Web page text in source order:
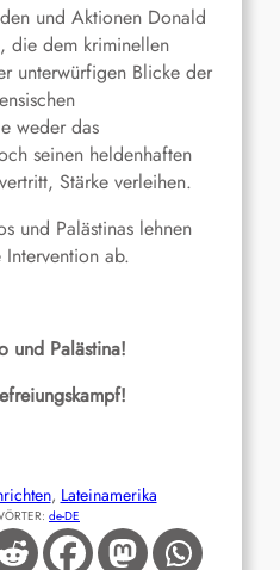
und Aktionen Donald
die dem kriminellen
unterwürfigen Blicke der
weder das
seinen heldenhaften
Stärke verleihen.
und Palästinas lehnen
ab.
und Palästina!
, Lateinamerika
de-DE